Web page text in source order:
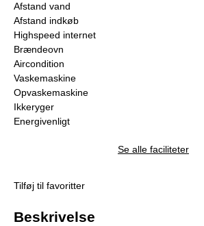
Afstand vand
Afstand indkøb
Highspeed internet
Brændeovn
Aircondition
Vaskemaskine
Opvaskemaskine
Ikkeryger
Energivenligt
Se alle faciliteter
Tilføj til favoritter
Beskrivelse